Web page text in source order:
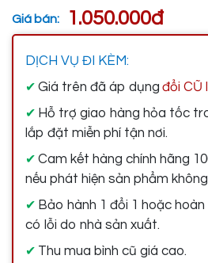
Giá bán: 1.050.000đ
DỊCH VỤ ĐI KÈM:
✔ Giá trên đã áp dụng đổi CŨ
✔ Hỗ trợ giao hàng hỏa tốc
lắp đặt miễn phí tận nơi.
✔ Cam kết hàng chính hãng
nếu phát hiện sản phẩm
✔ Bảo hành 1 đổi 1 hoặc
có lỗi do nhà sản xuất.
✔ Thu mua bình cũ giá cao.